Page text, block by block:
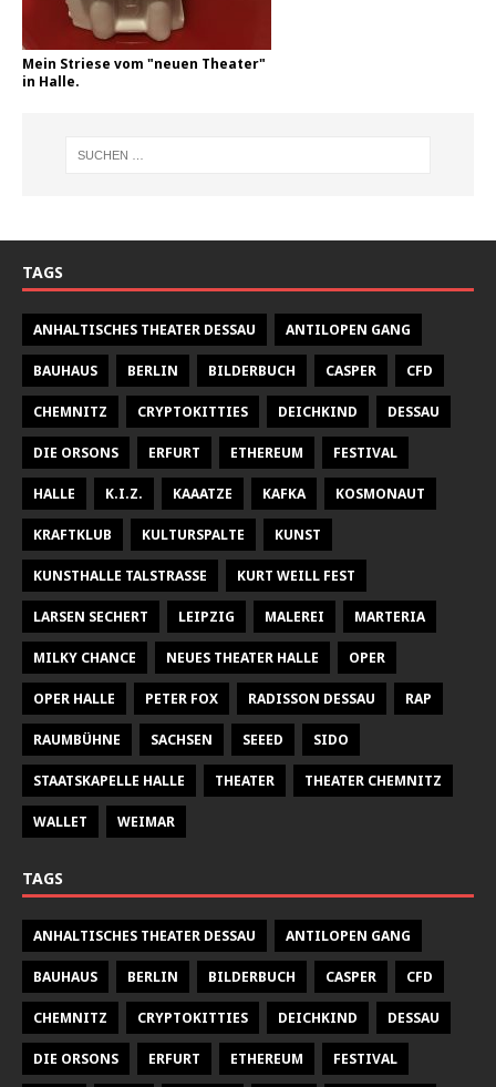
Mein Striese vom "neuen Theater"
in Halle.
TAGS
ANHALTISCHES THEATER DESSAU ANTILOPEN GANG
BAUHAUS BERLIN BILDERBUCH CASPER CFD
CHEMNITZ CRYPTOKITTIES DEICHKIND DESSAU
DIE ORSONS ERFURT ETHEREUM FESTIVAL
HALLE K.I.Z. KAAATZE KAFKA KOSMONAUT
KRAFTKLUB KULTURSPALTE KUNST
KUNSTHALLE TALSTRASSE KURT WEILL FEST
LARSEN SECHERT LEIPZIG MALEREI MARTERIA
MILKY CHANCE NEUES THEATER HALLE OPER
OPER HALLE PETER FOX RADISSON DESSAU RAP
RAUMBÜHNE SACHSEN SEEED SIDO
STAATSKAPELLE HALLE THEATER THEATER CHEMNITZ
WALLET WEIMAR
TAGS
ANHALTISCHES THEATER DESSAU ANTILOPEN GANG
BAUHAUS BERLIN BILDERBUCH CASPER CFD
CHEMNITZ CRYPTOKITTIES DEICHKIND DESSAU
DIE ORSONS ERFURT ETHEREUM FESTIVAL